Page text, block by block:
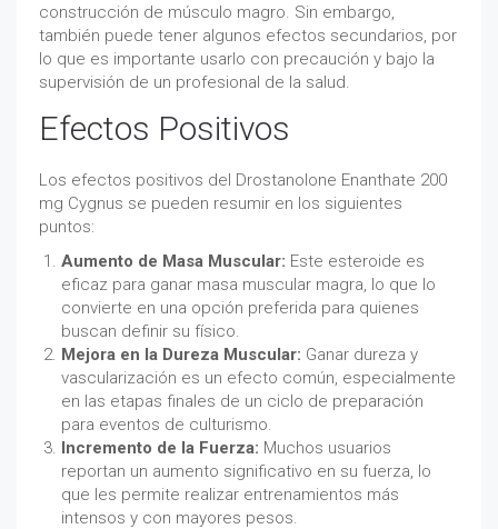
construcción de músculo magro. Sin embargo,
también puede tener algunos efectos secundarios, por
lo que es importante usarlo con precaución y bajo la
supervisión de un profesional de la salud.
Efectos Positivos
Los efectos positivos del Drostanolone Enanthate 200
mg Cygnus se pueden resumir en los siguientes
puntos:
Aumento de Masa Muscular: Este esteroide es
eficaz para ganar masa muscular magra, lo que lo
convierte en una opción preferida para quienes
buscan definir su físico.
Mejora en la Dureza Muscular: Ganar dureza y
vascularización es un efecto común, especialmente
en las etapas finales de un ciclo de preparación
para eventos de culturismo.
Incremento de la Fuerza: Muchos usuarios
reportan un aumento significativo en su fuerza, lo
que les permite realizar entrenamientos más
intensos y con mayores pesos.